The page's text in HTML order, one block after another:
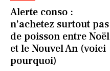
Alerte conso :
n’achetez surtout pas
de poisson entre Noël
et le Nouvel An (voici
pourquoi)